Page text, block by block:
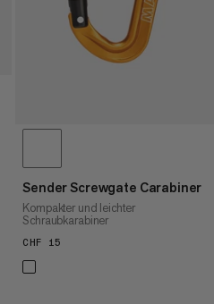
BEWERTUNG
Sender Screwgate Carabiner
Kompakter und leichter
Schraubkarabiner
CHF 15